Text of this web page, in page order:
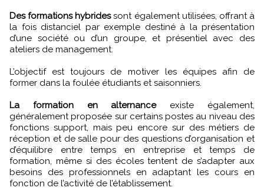
Des formations hybridessont également utilisées, offrant à
la fois distanciel par exemple destiné à la présentation
d’une société ou d’un groupe, et présentiel avec des
ateliers de management.
L’objectif est toujours de motiver les équipes afin de
former dans la foulée étudiants et saisonniers.
La formation en alternanceexiste également,
généralement proposée sur certains postes au niveau des
fonctions support, mais peu encore sur des métiers de
réception et de salle pour des questions d’organisation et
d’équilibre entre temps en entreprise et temps de
formation, même si des écoles tentent de s’adapter aux
besoins des professionnels en adaptant les cours en
fonction de l’activité de l’établissement.